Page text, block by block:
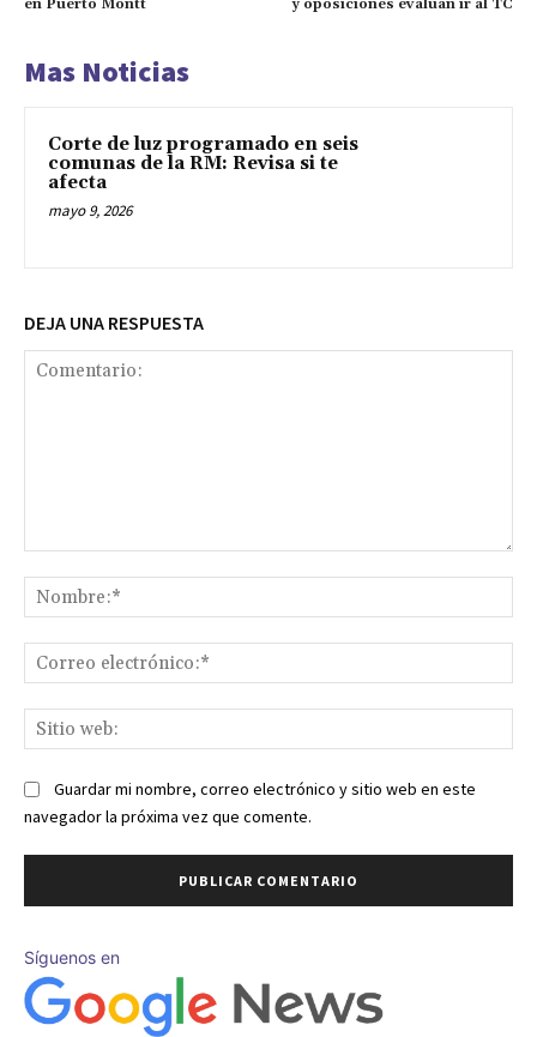
en Puerto Montt y oposiciones evalúan ir al TC
Mas Noticias
Corte de luz programado en seis
comunas de la RM: Revisa si te
afecta
mayo 9, 2026
DEJA UNA RESPUESTA
Guardar mi nombre, correo electrónico y sitio web en este
navegador la próxima vez que comente.
Síguenos en